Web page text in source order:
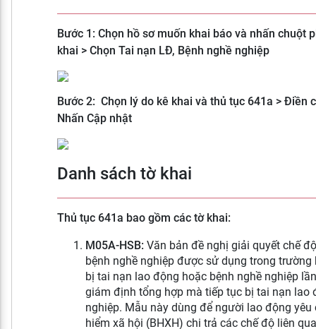
Bước 1: Chọn hồ sơ muốn khai báo và nhấn chuột
khai > Chọn Tai nạn LĐ, Bệnh nghề nghiệp
Bước 2: Chọn lý do kê khai và thủ tục 641a > Điền
Nhấn Cập nhật
Danh sách tờ khai
Thủ tục 641a bao gồm các tờ khai:
M05A-HSB: Văn bản đề nghị giải quyết chế
bệnh nghề nghiệp được sử dụng trong
bị tai nạn lao động hoặc bệnh nghề nghiệp
giám định tổng hợp mà tiếp tục bị tai nạn lao
nghiệp. Mẫu này dùng để người lao động yêu
hiểm xã hội (BHXH) chi trả các chế độ liên